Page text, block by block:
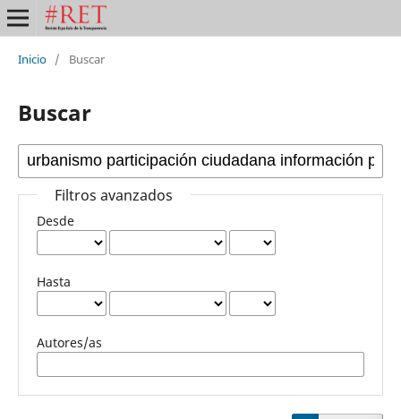
Inicio / Buscar
Buscar
Filtros avanzados
Desde
Hasta
Autores/as